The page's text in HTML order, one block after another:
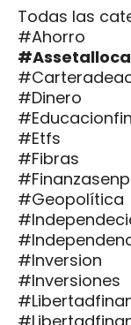
Todas las
#ahorro
#dinero
#etfs
#fibras
#geopolítica
#inversion
#inversiones